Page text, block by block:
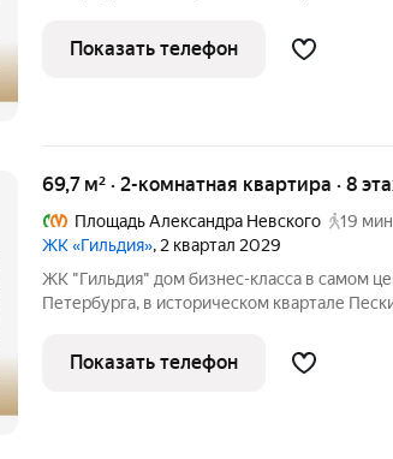
создана продуманная внутренняя
полноценного отдыха и работы.
Показать телефон
69,7 м² · 2-комнатная квартира · 8
Площадь Александра Невского
19
ЖК «Гильдия», 2 квартал 2029
ЖК "Гильдия" дом бизнес-класса в самом центре Санкт-
Петербурга, в историческом квартале
создана продуманная внутренняя
полноценного отдыха и работы.
Показать телефон